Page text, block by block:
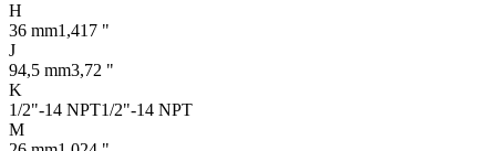
H
36 mm1,417 "
J
94,5 mm3,72 "
K
1/2"-14 NPT1/2"-14 NPT
M